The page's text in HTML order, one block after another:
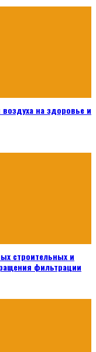
на здоровье и
строительных и
фильтрации